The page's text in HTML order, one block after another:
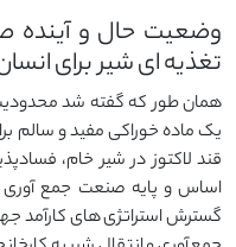
وضعیت حال و آینده
تغذیه ای شیر برای
همان طور که گفته شد
یک ماده خوراکی مفید و سالم
قند لاکتوز در شیر خام،
اساس و پایه صنعت جمع آوری
گسترش استراتژی های کارآمد